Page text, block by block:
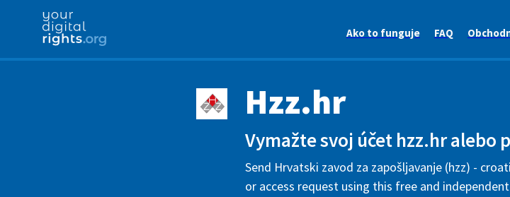
Ako to funguje FAQ
Hzz.hr
Vymažte svoj účet hzz.hr alebo
Send Hrvatski zavod za zapošljavanje (hzz) -
or access request using this free and